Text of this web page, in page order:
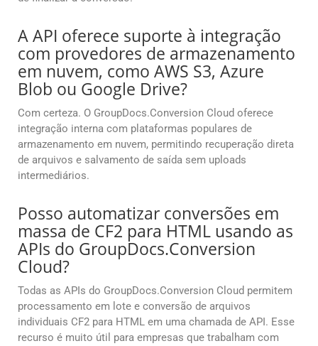
A API oferece suporte à integração
com provedores de armazenamento
em nuvem, como AWS S3, Azure
Blob ou Google Drive?
Com certeza. O GroupDocs.Conversion Cloud oferece
integração interna com plataformas populares de
armazenamento em nuvem, permitindo recuperação direta
de arquivos e salvamento de saída sem uploads
intermediários.
Posso automatizar conversões em
massa de CF2 para HTML usando as
APIs do GroupDocs.Conversion
Cloud?
Todas as APIs do GroupDocs.Conversion Cloud permitem
processamento em lote e conversão de arquivos
individuais CF2 para HTML em uma chamada de API. Esse
recurso é muito útil para empresas que trabalham com